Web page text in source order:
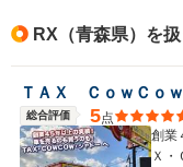
RX（青森県）を
ＴＡＸ ＣｏｗＣｏ
総合評価 5点
創業
Ｘ・